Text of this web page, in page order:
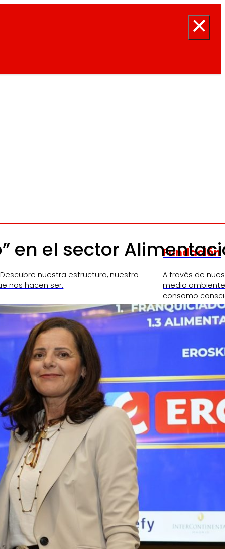
nuestra estructura, nuestro
nos hacen ser.
Fundación
A través de
medio
consomo
la
el desarrollo
Escuchamos
informamosa las
personas
en el sector